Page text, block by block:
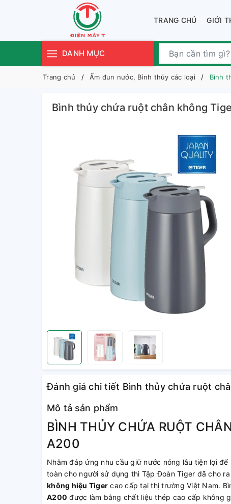
TRANG CHỦ GIỚI
DANH MỤC
Trang chủ Ấm đun nước, Bình thủy các loại Bình
Bình thủy chứa ruột chân không
Đánh giá chi tiết Bình thủy chứa ruột
Mô tả sản phẩm
BÌNH THỦY CHỨA RUỘT
A200
Nhằm đáp ứng nhu cầu giữ nước nóng lâu tiện lợi
toàn cho người sử dụng thì Tập Đoàn Tiger đã cho
không hiệu Tiger cao cấp tại thị trường Việt Nam.
A200 được làm bằng chất liệu thép cao cấp không